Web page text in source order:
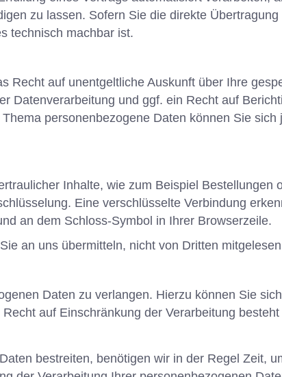
zu lassen. Sofern Sie die direkte Übertragung
technisch machbar ist.
Recht auf unentgeltliche Auskunft über Ihre
Datenverarbeitung und ggf. ein Recht auf
personenbezogene Daten können Sie sich
Inhalte, wie zum Beispiel Bestellungen
Eine verschlüsselte Verbindung
an dem Schloss-Symbol in Ihrer Browserzeile.
an uns übermitteln, nicht von Dritten
Daten zu verlangen. Hierzu können Sie sich
auf Einschränkung der Verarbeitung besteht
bestreiten, benötigen wir in der Regel Zeit,